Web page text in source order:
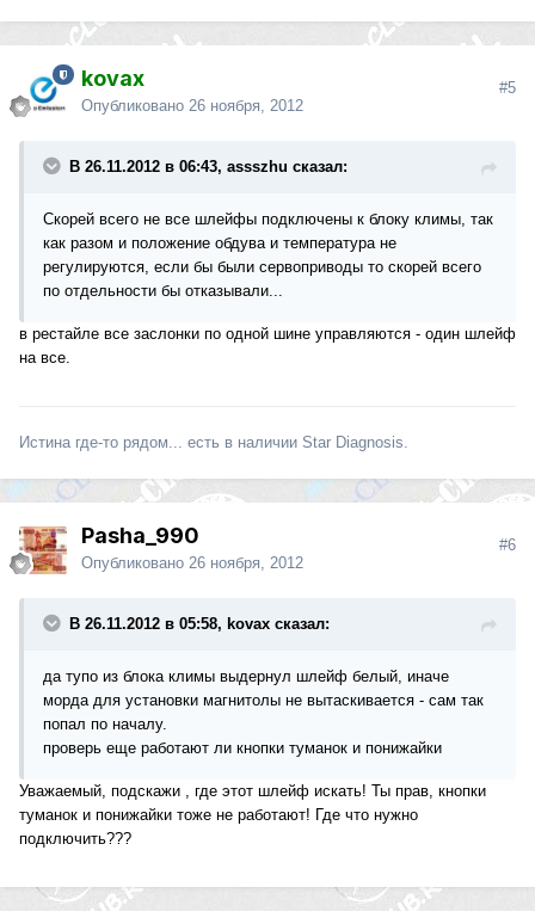
kovax
Опубликовано 26 ноября, 2012
#5
В 26.11.2012 в 06:43, assszhu сказал:
Скорей всего не все шлейфы подключены к блоку климы, так
как разом и положение обдува и температура не
регулируются, если бы были сервоприводы то скорей всего
по отдельности бы отказывали...
в рестайле все заслонки по одной шине управляются - один шлейф
на все.
Истина где-то рядом... есть в наличии Star Diagnosis.
Pasha_990
Опубликовано 26 ноября, 2012
#6
В 26.11.2012 в 05:58, kovax сказал:
да тупо из блока климы выдернул шлейф белый, иначе
морда для установки магнитолы не вытаскивается - сам так
попал по началу.
проверь еще работают ли кнопки туманок и понижайки
Уважаемый, подскажи , где этот шлейф искать! Ты прав, кнопки
туманок и понижайки тоже не работают! Где что нужно
подключить???